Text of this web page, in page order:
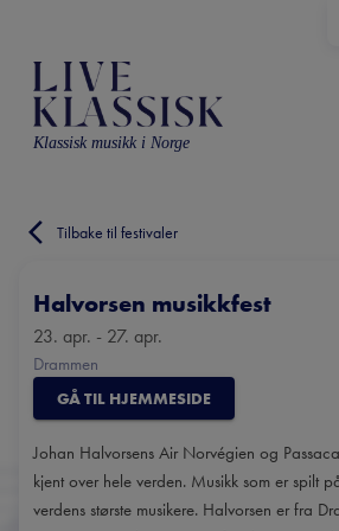
Klassisk musikk i Norge
Tilbake til festivaler
Halvorsen musikkfest
23. apr. - 27. apr.
Drammen
GÅ TIL HJEMMESIDE
Johan Halvorsens Air Norvégien og
kjent over hele verden. Musikk som er spilt
verdens største musikere. Halvorsen er fra